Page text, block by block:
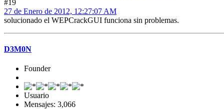
#19
27 de Enero de 2012, 12:27:07 AM
solucionado el WEPCrackGUI funciona sin problemas.
D3M0N
Founder
Usuario
Mensajes: 3,066